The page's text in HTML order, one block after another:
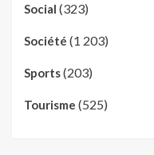
Social (323)
Société (1 203)
Sports(203)
Tourisme (525)